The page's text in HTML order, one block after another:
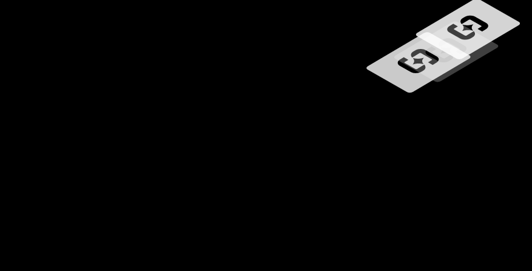
Učitavanje